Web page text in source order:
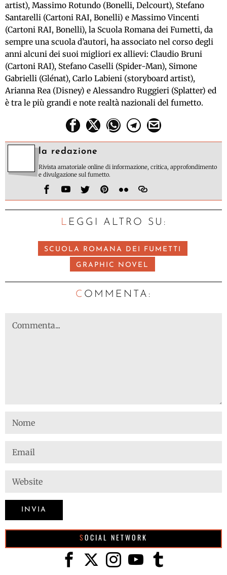
artist), Massimo Rotundo (Bonelli, Delcourt), Stefano
Santarelli (Cartoni RAI, Bonelli) e Massimo Vincenti
(Cartoni RAI, Bonelli), la Scuola Romana dei Fumetti, da
sempre una scuola d’autori, ha associato nel corso degli
anni alcuni dei suoi migliori ex allievi: Claudio Bruni
(Cartoni RAI), Stefano Caselli (Spider-Man), Simone
Gabrielli (Glénat), Carlo Labieni (storyboard artist),
Arianna Rea (Disney) e Alessandro Ruggieri (Splatter) ed
è tra le più grandi e note realtà nazionali del fumetto.
la redazione
Rivista amatoriale online di informazione, critica, approfondimento
e divulgazione sul fumetto.
LEGGI ALTRO SU:
SCUOLA ROMANA DEI FUMETTI
GRAPHIC NOVEL
C OMMENTA:
SOCIAL NETWORK